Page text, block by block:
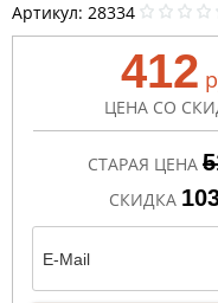
Артикул: 28334
412
ЦЕНА СО
СТАРАЯ ЦЕНА
СКИДКА